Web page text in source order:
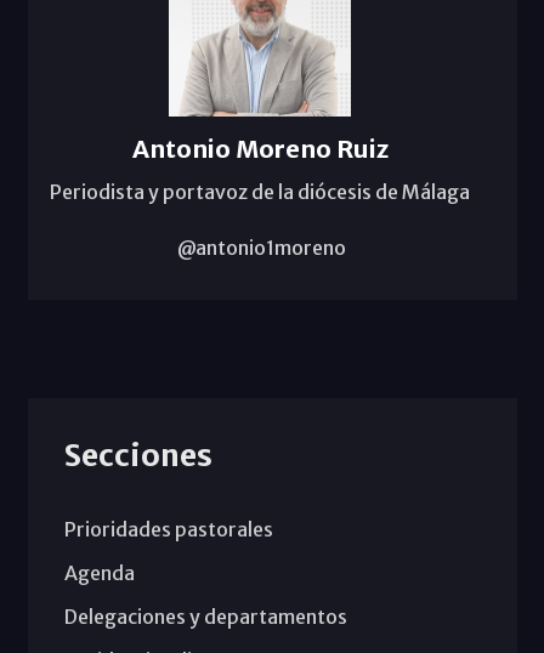
Antonio Moreno Ruiz
Periodista y portavoz de la diócesis de Málaga
@antonio1moreno
Secciones
Prioridades pastorales
Agenda
Delegaciones y departamentos